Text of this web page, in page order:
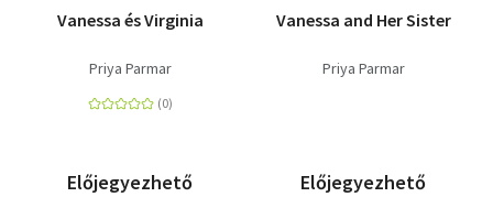
Vanessa és Virginia
Priya Parmar
Előjegyezhető
Vanessa and Her Sister
Priya Parmar
Előjegyezhető